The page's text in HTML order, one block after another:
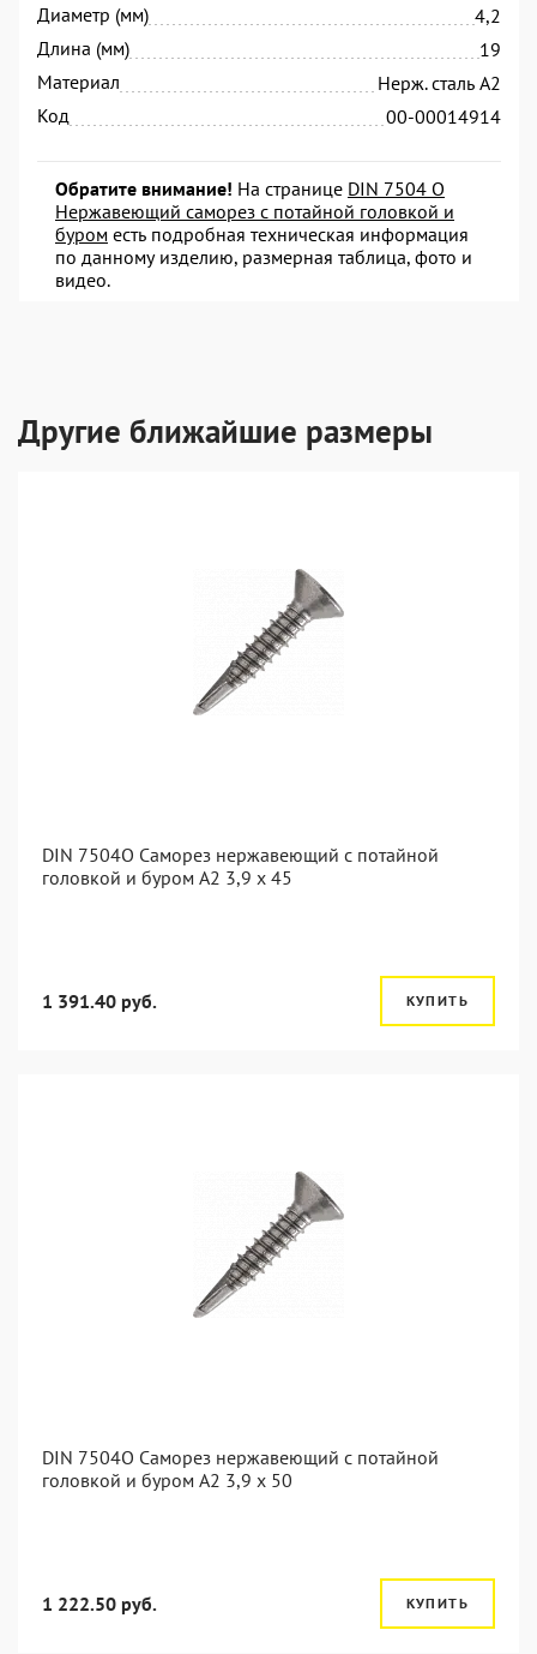
Диаметр (мм)
4,2
Длина (мм)
19
Материал
Нерж. сталь А2
Код
00-00014914
Обратите внимание! На странице DIN 7504 O
Нержавеющий саморез с потайной головкой и
буром есть подробная техническая информация
по данному изделию, размерная таблица, фото и
видео.
Другие ближайшие размеры
DIN 7504O Саморез нержавеющий с потайной
головкой и буром А2 3,9 x 45
1 391.40 руб. КУПИТЬ
DIN 7504O Саморез нержавеющий с потайной
головкой и буром А2 3,9 x 50
1 222.50 руб. КУПИТЬ